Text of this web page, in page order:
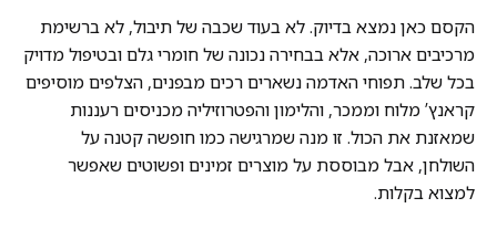
הקסם כאן נמצא בדיוק. לא בעוד שכבה של תיבול, לא ברשימת
מרכיבים ארוכה, אלא בבחירה נכונה של חומרי גלם ובטיפול מדויק
בכל שלב. תפוחי האדמה נשארים רכים מבפנים, הצלפים מוסיפים
קראנץ’ מלוח וממכר, והלימון והפטרוזיליה מכניסים רעננות
שמאזנת את הכול. זו מנה שמרגישה כמו חופשה קטנה על
השולחן, אבל מבוססת על מוצרים זמינים ופשוטים שאפשר
למצוא בקלות.